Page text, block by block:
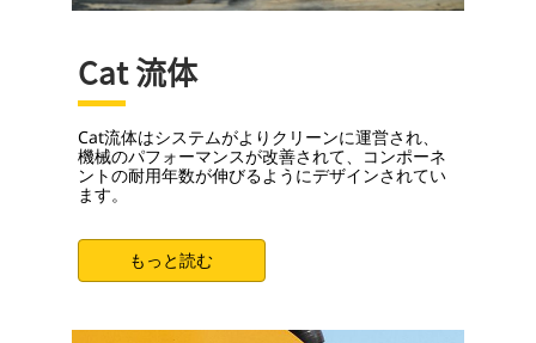
Cat 流体
Cat流体はシステムがよりクリーンに運営され、
機械のパフォーマンスが改善されて、コンポーネ
ントの耐用年数が伸びるようにデザインされてい
ます。
もっと読む